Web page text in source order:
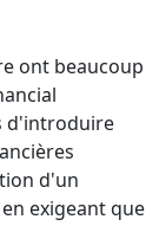
ont beaucoup
d'introduire
d'un
exigeant que